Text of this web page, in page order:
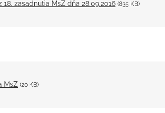
18. zasadnutia MsZ dňa 28.09.2016 (835 KB)
MsZ (20 KB)